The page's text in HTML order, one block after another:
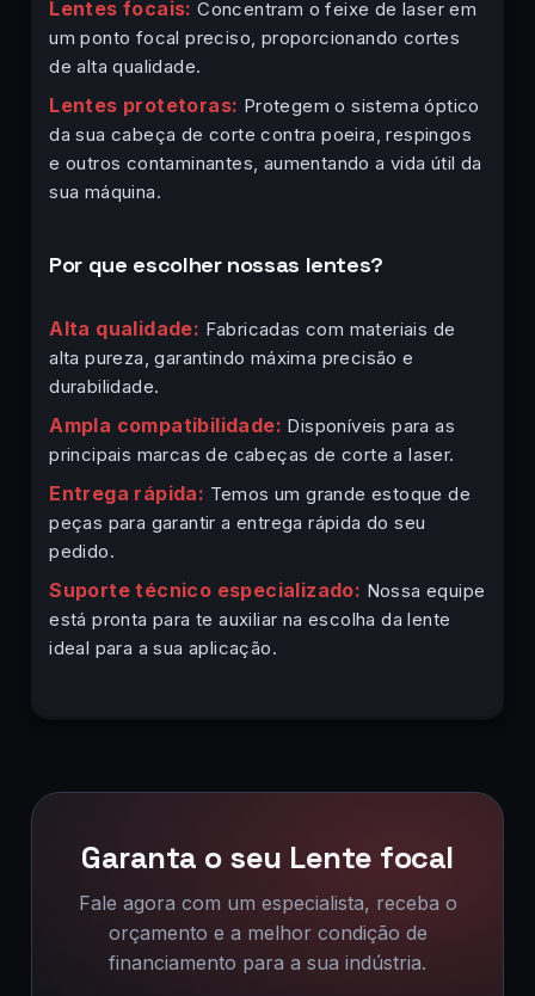
Lentes focais: Concentram o feixe de laser em
um ponto focal preciso, proporcionando cortes
de alta qualidade.
Lentes protetoras: Protegem o sistema óptico
da sua cabeça de corte contra poeira, respingos
e outros contaminantes, aumentando a vida útil da
sua máquina.
Por que escolher nossas lentes?
Alta qualidade: Fabricadas com materiais de
alta pureza, garantindo máxima precisão e
durabilidade.
Ampla compatibilidade: Disponíveis para as
principais marcas de cabeças de corte a laser.
Entrega rápida: Temos um grande estoque de
peças para garantir a entrega rápida do seu
pedido.
Suporte técnico especializado: Nossa equipe
está pronta para te auxiliar na escolha da lente
ideal para a sua aplicação.
Garanta o seu Lente focal
Fale agora com um especialista, receba o
orçamento e a melhor condição de
financiamento para a sua indústria.